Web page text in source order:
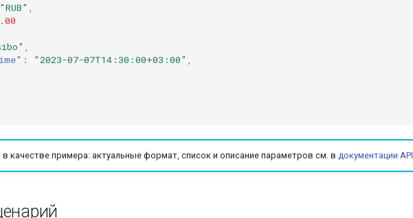
"RUB" ,
,
: "2023-07-07T14:30:00+03:00" ,
качестве примера: актуальные формат, список и описание параметров см. в документации API